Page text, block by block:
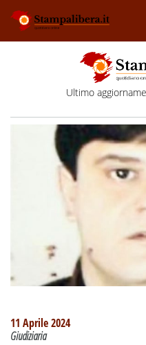
Ultimo
11 Aprile 2024
Giudiziaria